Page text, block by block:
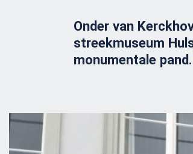
Onder van
streekmuseum
monumentale